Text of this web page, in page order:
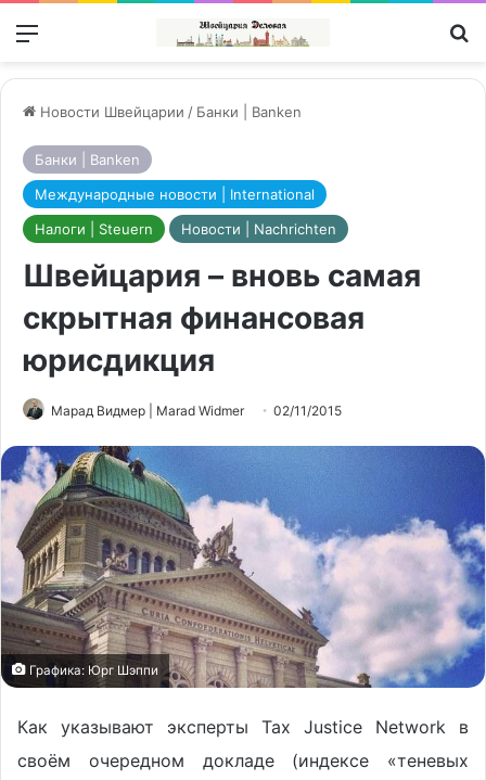
Меню
Новости Швейцарии / Банки | Banken
Банки | Banken
Международные новости | International
Налоги | Steuern
Новости | Nachrichten
Швейцария – вновь самая
скрытная финансовая
юрисдикция
Марад Видмер | Marad Widmer 02/11/2015
Графика: Юрг Шэппи
Как указывают эксперты Tax Justice Network в
своём очередном докладе (индексе «теневых